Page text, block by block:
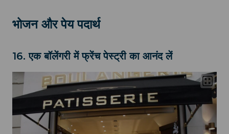
भोजन और पेय पदार्थ
16. एक बॉलेंगरी में फ्रेंच पेस्ट्री का आनंद लें